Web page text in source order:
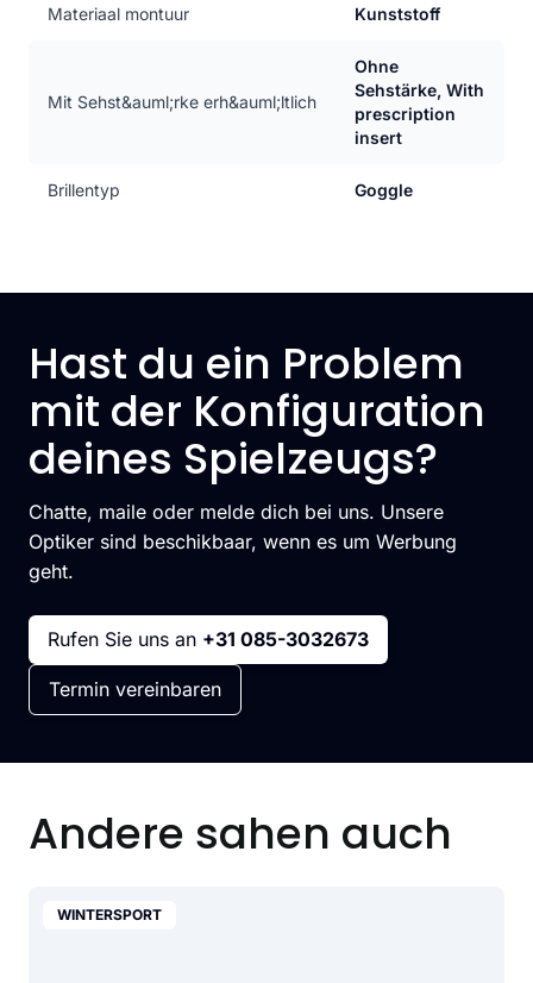
Materiaal montuur Kunststoff
Mit Sehst&auml;rke erh&auml;ltlich
Ohne
Sehstärke, With
prescription
insert
Brillentyp Goggle
Hast du ein Problem
mit der Konfiguration
deines Spielzeugs?
Chatte, maile oder melde dich bei uns. Unsere
Optiker sind beschikbaar, wenn es um Werbung
geht.
Rufen Sie uns an +31 085-3032673
Termin vereinbaren
Andere sahen auch
WINTERSPORT